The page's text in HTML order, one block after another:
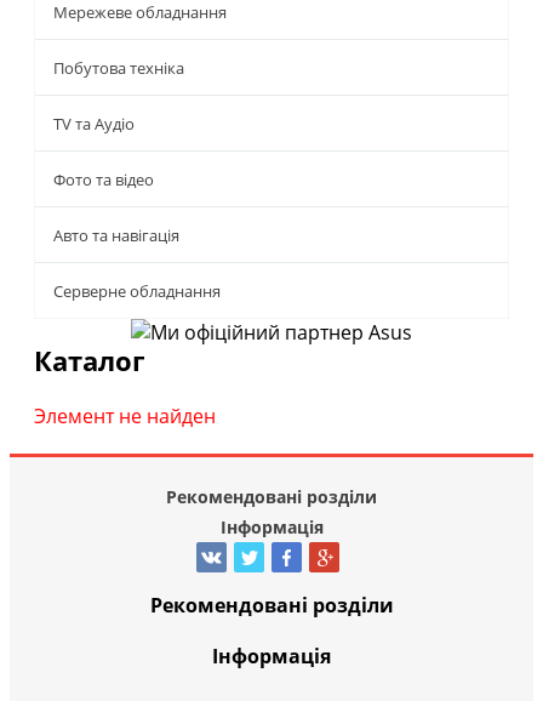
Мережеве обладнання
Побутова техніка
TV та Аудіо
Фото та відео
Авто та навігація
Серверне обладнання
Каталог
Элемент не найден
Рекомендовані розділи
Інформація
Рекомендовані розділи
Інформація